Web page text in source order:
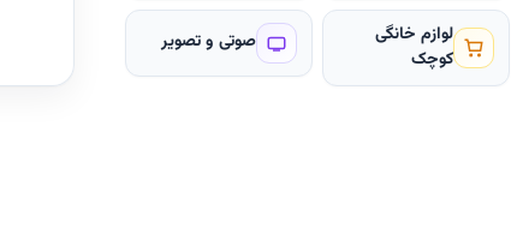
لوازم خانگی
کوچک
صوتی و تصویر